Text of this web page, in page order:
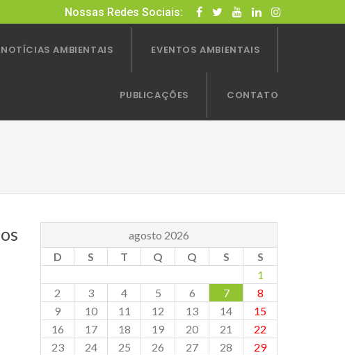
Nossas Redes Sociais:
NOTÍCIAS AMBIENTAIS EVENTOS AMBIENTAIS
PUBLICAÇÕES CONTATO
agosto 2026
D
S T Q Q S
S
1
2
3 4 5 6 7
8
9
10 11 12 13 14
15
16
17 18 19 20 21
22
23
24 25 26 27 28
29